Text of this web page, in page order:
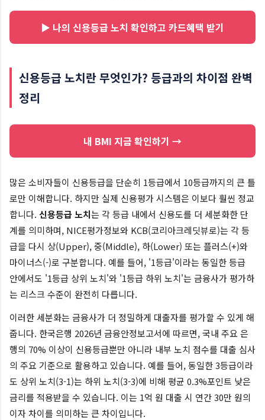
▶ 나의 신용등급 노치 확인하고 카드혜택 받기
신용등급 노치란 무엇인가? 등급과의 차이점 완벽
정리
내 BMI 지금 확인하기 →
많은 소비자들이 신용등급을 단순히 1등급에서 10등급까지의 큰 틀
로만 이해합니다. 하지만 실제 신용평가 시스템은 이보다 훨씬 정교
합니다. 신용등급 노치는 각 등급 내에서 신용도를 더 세분화한 단
계를 의미하며, NICE평가정보와 KCB(코리아크레딧뷰로)는 각 등
급을 다시 상(Upper), 중(Middle), 하(Lower) 또는 플러스(+)와
마이너스(-)로 구분합니다. 예를 들어, '1등급'이라는 동일한 등급
안에서도 '1등급 상위 노치'와 '1등급 하위 노치'는 금융사가 평가하
는 리스크 수준이 완전히 다릅니다.
이러한 세분화는 금융사가 더 정밀하게 대출자를 평가할 수 있게 해
줍니다. 한국은행 2026년 금융안정보고서에 따르면, 국내 주요 은
행의 70% 이상이 신용등급뿐만 아니라 내부 노치 점수를 대출 심사
의 주요 기준으로 활용하고 있습니다. 예를 들어, 동일한 3등급이라
도 상위 노치(3-1)는 하위 노치(3-3)에 비해 평균 0.3%포인트 낮은
금리를 적용받을 수 있습니다. 이는 1억 원 대출 시 연간 30만 원의
이자 차이를 의미하는 큰 차이입니다.